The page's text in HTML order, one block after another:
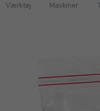
Værktøj Maskiner